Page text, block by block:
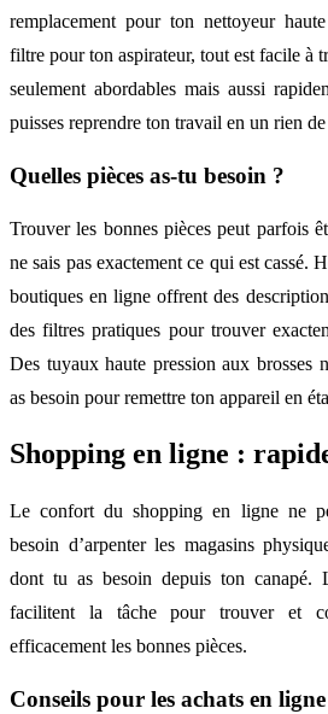
remplacement pour ton nettoyeur
filtre pour ton aspirateur, tout est facile à
seulement abordables mais aussi
puisses reprendre ton travail en un rien de
Quelles pièces as-tu besoin ?
Trouver les bonnes pièces peut parfois
ne sais pas exactement ce qui est cassé.
boutiques en ligne offrent des
des filtres pratiques pour trouver
Des tuyaux haute pression aux brosses
as besoin pour remettre ton appareil en
Shopping en ligne :
Le confort du shopping en ligne ne
besoin d’arpenter les magasins
dont tu as besoin depuis ton canapé.
facilitent la tâche pour trouver et
efficacement les bonnes pièces.
Conseils pour les achats en ligne